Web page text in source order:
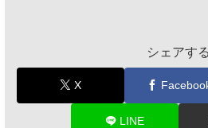
シェアする
X
LINE